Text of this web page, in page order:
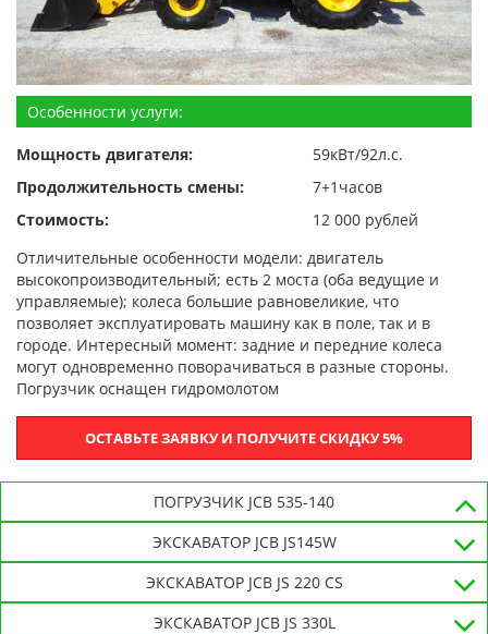
Особенности услуги:
Мощность двигателя:
59кВт/92л.с.
Продолжительность смены:
7+1часов
Стоимость:
12 000 рублей
Отличительные особенности модели: двигатель
высокопроизводительный; есть 2 моста (оба ведущие и
управляемые); колеса большие равновеликие, что
позволяет эксплуатировать машину как в поле, так и в
городе. Интересный момент: задние и передние колеса
могут одновременно поворачиваться в разные стороны.
Погрузчик оснащен гидромолотом
ОСТАВЬТЕ ЗАЯВКУ И ПОЛУЧИТЕ СКИДКУ 5%
ПОГРУЗЧИК JCB 535-140
ЭКСКАВАТОР JCB JS145W
ЭКСКАВАТОР JCB JS 220 CS
ЭКСКАВАТОР JCB JS 330L